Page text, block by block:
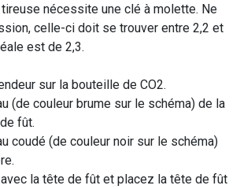
tireuse nécessite une clé à molette. Ne
celle-ci doit se trouver entre 2,2 et
est de 2,3.
sur la bouteille de CO2.
(de couleur brume sur le schéma) de la
fût.
coudé (de couleur noir sur le schéma)
la tête de fût et placez la tête de fût